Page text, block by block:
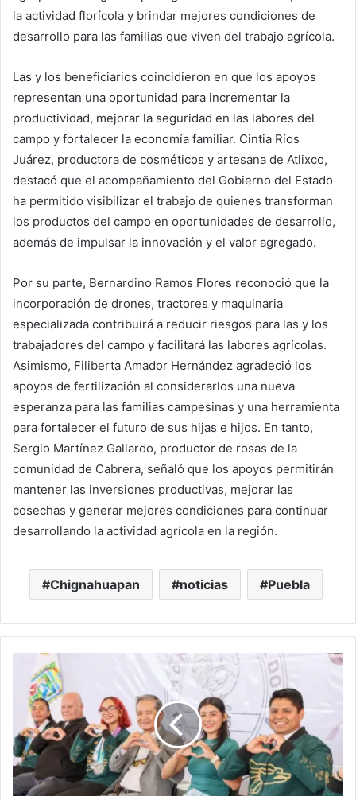
la actividad florícola y brindar mejores condiciones de
desarrollo para las familias que viven del trabajo agrícola.
Las y los beneficiarios coincidieron en que los apoyos
representan una oportunidad para incrementar la
productividad, mejorar la seguridad en las labores del
campo y fortalecer la economía familiar. Cintia Ríos
Juárez, productora de cosméticos y artesana de Atlixco,
destacó que el acompañamiento del Gobierno del Estado
ha permitido visibilizar el trabajo de quienes transforman
los productos del campo en oportunidades de desarrollo,
además de impulsar la innovación y el valor agregado.
Por su parte, Bernardino Ramos Flores reconoció que la
incorporación de drones, tractores y maquinaria
especializada contribuirá a reducir riesgos para las y los
trabajadores del campo y facilitará las labores agrícolas.
Asimismo, Filiberta Amador Hernández agradeció los
apoyos de fertilización al considerarlos una nueva
esperanza para las familias campesinas y una herramienta
para fortalecer el futuro de sus hijas e hijos. En tanto,
Sergio Martínez Gallardo, productor de rosas de la
comunidad de Cabrera, señaló que los apoyos permitirán
mantener las inversiones productivas, mejorar las
cosechas y generar mejores condiciones para continuar
desarrollando la actividad agrícola en la región.
Chignahuapan noticias Puebla